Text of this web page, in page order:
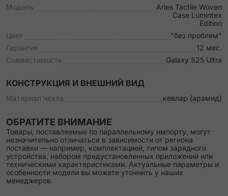
Модель
Aries Tactile Woven
Case Lumintex
Edition
Цвет
"без проблем"
Гарантия
12 мес.
Совместимость
Galaxy S25 Ultra
КОНСТРУКЦИЯ И ВНЕШНИЙ ВИД
Материал чехла кевлар (арамид)
ОБРАТИТЕ ВНИМАНИЕ
Товары, поставляемые по параллельному импорту, могут
незначительно отличаться в зависимости от региона
поставки — например, комплектацией, типом зарядного
устройства, набором предустановленных приложений или
техническими характеристиками. Актуальные параметры и
особенности модели вы можете уточнить у наших
менеджеров.